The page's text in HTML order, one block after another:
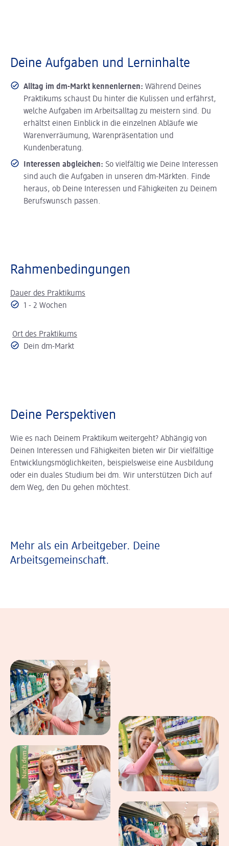
Deine Aufgaben und Lerninhalte
Alltag im dm-Markt kennenlernen: Während Deines
Praktikums schaust Du hinter die Kulissen und erfährst,
welche Aufgaben im Arbeitsalltag zu meistern sind. Du
erhältst einen Einblick in die einzelnen Abläufe wie
Warenverräumung, Warenpräsentation und
Kundenberatung.
Interessen abgleichen: So vielfältig wie Deine Interessen
sind auch die Aufgaben in unseren dm-Märkten. Finde
heraus, ob Deine Interessen und Fähigkeiten zu Deinem
Berufswunsch passen.
Rahmenbedingungen
Dauer des Praktikums
1 - 2 Wochen
Ort des Praktikums
Dein dm-Markt
Deine Perspektiven
Wie es nach Deinem Praktikum weitergeht? Abhängig von
Deinen Interessen und Fähigkeiten bieten wir Dir vielfältige
Entwicklungsmöglichkeiten, beispielsweise eine Ausbildung
oder ein duales Studium bei dm. Wir unterstützen Dich auf
dem Weg, den Du gehen möchtest.
Mehr als ein Arbeitgeber. Deine
Arbeitsgemeinschaft.
Eindrücke aus dem Arbeitsalltag